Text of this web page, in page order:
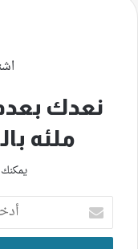
نعدك
ملئه
أدخل
بريدك
الإلكتروني